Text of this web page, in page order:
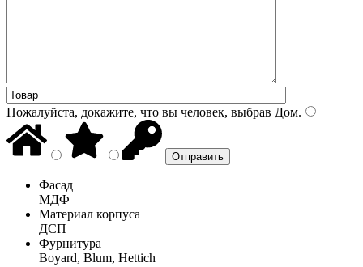
Пожалуйста, докажите, что вы человек, выбрав Дом.
Фасад
МДФ
Материал корпуса
ДСП
Фурнитура
Boyard, Blum, Hettich